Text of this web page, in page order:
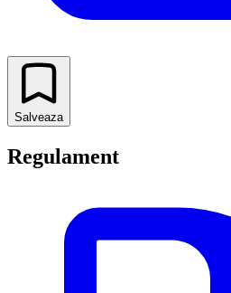
Salveaza
Regulament